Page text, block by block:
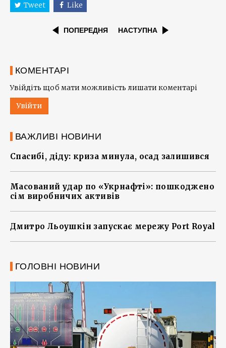
Tweet Like
ПОПЕРЕДНЯ НАСТУПНА
КОМЕНТАРІ
Увійдіть щоб мати можливість лишати коментарі
Увійти
ВАЖЛИВІ НОВИНИ
Спасибі, діду: криза минула, осад залишився
Масований удар по «Укрнафті»: пошкоджено
сім виробничих активів
Дмитро Льоушкін запускає мережу Port Royal
ГОЛОВНІ НОВИНИ